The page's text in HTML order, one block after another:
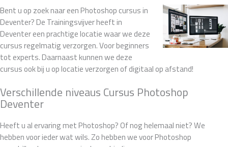
Bent u op zoek naar een Photoshop cursus in
Deventer? De Trainingsvijver heeft in
Deventer een prachtige locatie waar we deze
cursus regelmatig verzorgen. Voor beginners
tot experts. Daarnaast kunnen we deze
cursus ook bij u op locatie verzorgen of digitaal op afstand!
Verschillende niveaus Cursus Photoshop
Deventer
Heeft u al ervaring met Photoshop? Of nog helemaal niet? We
hebben voor ieder wat wils. Zo hebben we voor Photoshop